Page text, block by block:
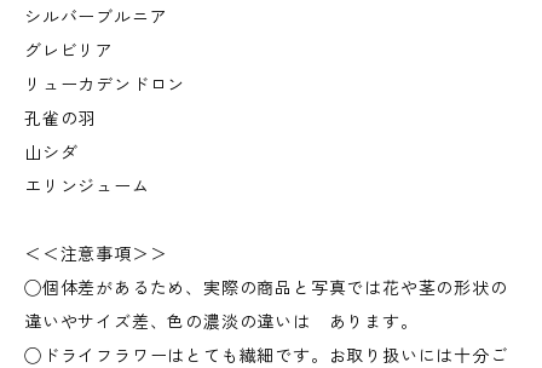
シルバーブルニア
グレビリア
リューカデンドロン
孔雀の羽
山シダ
エリンジューム
＜＜注意事項＞＞
◯個体差があるため、実際の商品と写真では花や茎の形状の
違いやサイズ差、色の濃淡の違いは あります。
◯ドライフラワーはとても繊細です。お取り扱いには十分ご